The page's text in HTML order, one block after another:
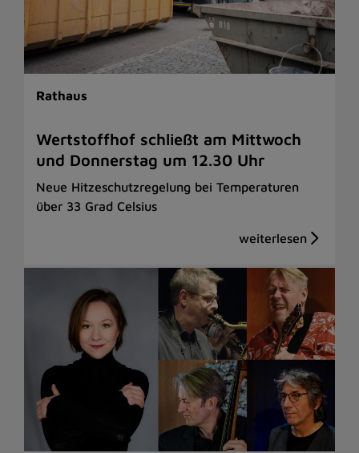
Rathaus
Wertstoffhof schließt am Mittwoch
und Donnerstag um 12.30 Uhr
Neue Hitzeschutzregelung bei Temperaturen
über 33 Grad Celsius